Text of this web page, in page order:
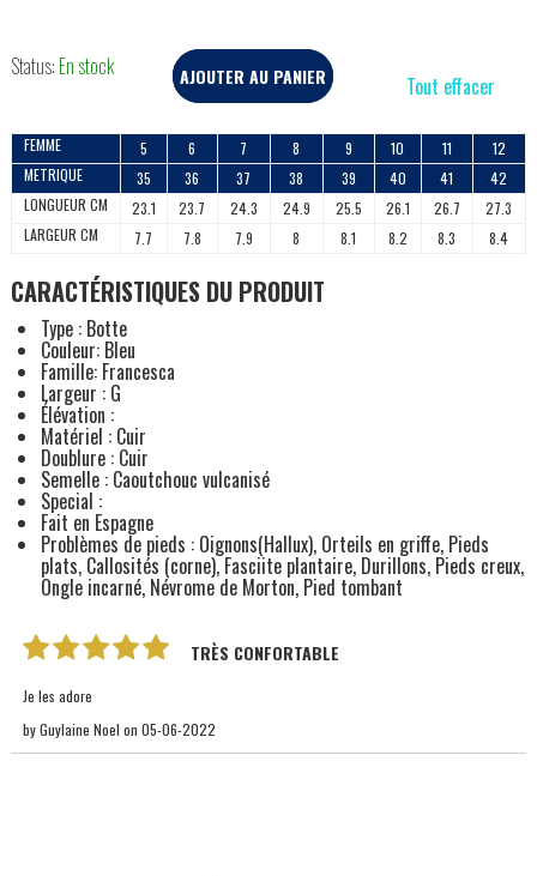
Status: En stock AJOUTER AU PANIER Tout effacer
FEMME 5 6 7 8 9 10 11
12
METRIQUE
35 36 37 38 39 40 41
42
LONGUEUR CM
23.1 23.7 24.3 24.9 25.5 26.1 26.7
27.3
LARGEUR CM
7.7 7.8 7.9 8 8.1 8.2 8.3 8.4
CARACTÉRISTIQUES DU PRODUIT
Type : Botte
Couleur: Bleu
Famille: Francesca
Largeur : G
Élévation :
Matériel : Cuir
Doublure : Cuir
Semelle : Caoutchouc vulcanisé
Special :
Fait en Espagne
Problèmes de pieds : Oignons(Hallux), Orteils en griffe, Pieds
plats, Callosités (corne), Fasciite plantaire, Durillons, Pieds creux,
Ongle incarné, Névrome de Morton, Pied tombant
TRÈS CONFORTABLE
Je les adore
byGuylaine Noel on 05-06-2022